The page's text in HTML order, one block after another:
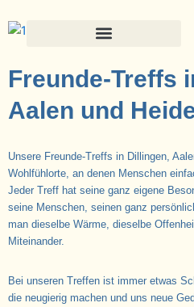
Inhalt
Freunde-Treffs
Aalen und
Unsere Freunde-Treffs in Dillingen,
Wohlfühlorte, an denen Menschen
Jeder Treff hat seine ganz eigene
seine Menschen, seinen ganz
man dieselbe Wärme, dieselbe
Miteinander.
Bei unseren Treffen ist immer etwas
die neugierig machen und uns neue